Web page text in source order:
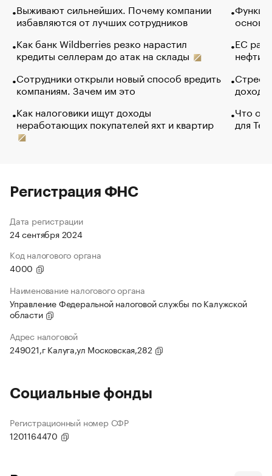
Выживают сильнейших. Почему компании
избавляются от лучших сотрудников
Как банк Wildberries резко нарастил
кредиты селлерам до атак на склады
Сотрудники открыли новый способ вредить
компаниям. Зачем им это
Как налоговики ищут доходы
неработающих покупателей яхт и квартир
основ
ЕС
нефти
Что
для
Регистрация ФНС
Дата регистрации
24 сентября 2024
Код налогового органа
4000
Наименование налогового органа
Управление Федеральной налоговой службы по Калужской
области
Адрес налоговой
249021,г Калуга,ул Московская,282
Социальные фонды
Регистрационный номер СФР
1201164470